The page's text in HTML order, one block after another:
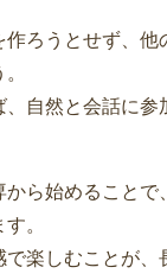
作ろうとせず、他
自然と会話に参
から始めること
。
で楽しむことが、